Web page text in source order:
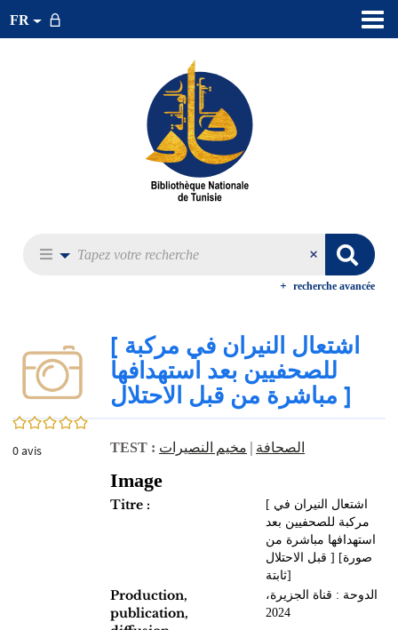
FR
recherche avancée
0/5
0avis
[ اشتعال النيران في مركبة
للصحفيين بعد استهدافها
مباشرة من قبل الاحتلال ]
TEST : الصحافة | مخيم النصيرات
Image
Titre :
[ اشتعال النيران في
مركبة للصحفيين بعد
استهدافها مباشرة من
قبل الاحتلال ] [صورة
ثابتة]
Production,
publication,
الدوحة : قناة الجزيرة،
2024